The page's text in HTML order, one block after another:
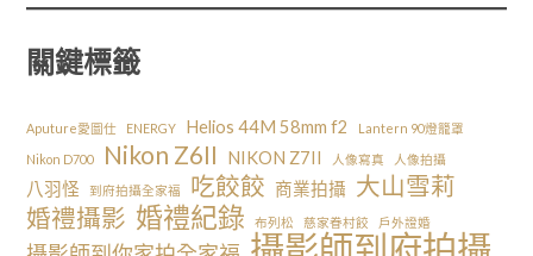
關鍵標籤
Aputure愛圖仕 ENERGY Helios 44M 58mm f2
Lantern 90燈籠罩
Nikon D700
Nikon Z6II NIKON Z7II 人像寫真 人像拍攝
八羽怪 到府拍攝全家福 吃餃餃 商業拍攝 大山雪莉
婚禮攝影 婚禮紀錄 布列松 慈家眷村餃 戶外證婚